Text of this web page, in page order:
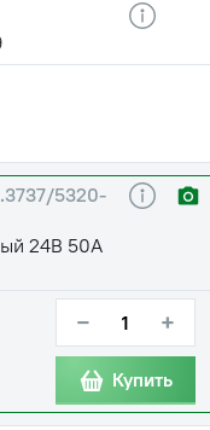
5320-
24В 50А
− +
Купить